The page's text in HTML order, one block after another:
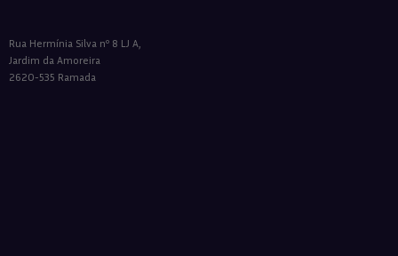
Rua Hermínia Silva nº 8 LJ A,
Jardim da Amoreira
2620-535 Ramada